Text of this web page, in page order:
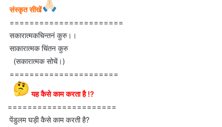
संस्कृत सीखें
=======================
सकारात्मकचिन्तनं कुरु।।
साकारात्मक चिंतन कुरु
(सकारात्मक सोचें।)
======================
यह कैसे काम करता है ⁉
======================
पेंडुलम घड़ी कैसे काम करती है?